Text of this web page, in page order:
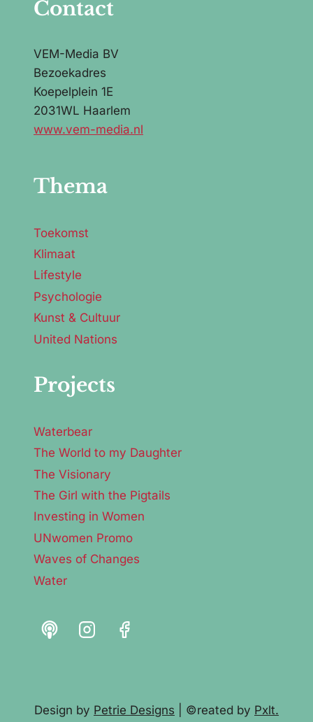
Contact
VEM-Media BV
Bezoekadres
Koepelplein 1E
2031WL Haarlem
www.vem-media.nl
Thema
Toekomst
Klimaat
Lifestyle
Psychologie
Kunst & Cultuur
United Nations
Projects
Waterbear
The World to my Daughter
The Visionary
The Girl with the Pigtails
Investing in Women
UNwomen Promo
Waves of Changes
Water
Design by Petrie Designs | ©reated by Pxlt.